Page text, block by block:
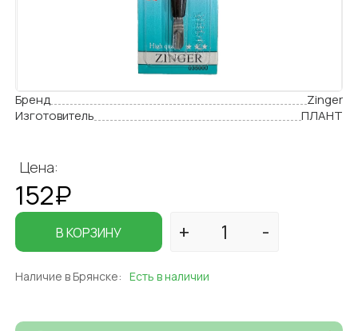
Бренд
Zinger
Изготовитель
ПЛАНТ
Цена:
152₽
В КОРЗИНУ
Наличие в Брянске: Есть в наличии